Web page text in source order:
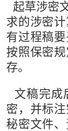
起草涉密
求的涉密
有过程稿
按照保密
存。
文稿完成
密，并标
秘密文件